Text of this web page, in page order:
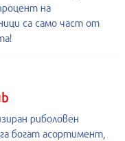
на
са само част от
риболовен
богат асортимент,